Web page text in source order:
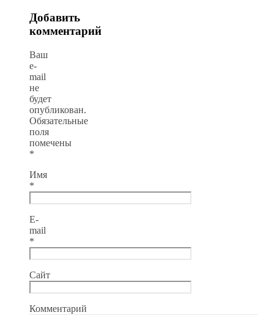
Добавить
комментарий
Ваш
e-
mail
не
будет
опубликован.
Обязательные
поля
помечены
*
Имя
*
E-
mail
*
Сайт
Комментарий